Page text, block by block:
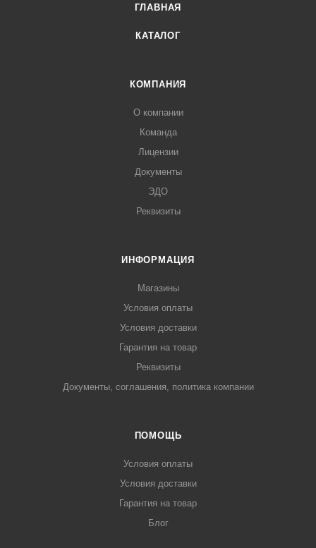
ГЛАВНАЯ
КАТАЛОГ
КОМПАНИЯ
О компании
Команда
Лицензии
Документы
ЭДО
Реквизиты
ИНФОРМАЦИЯ
Магазины
Условия оплаты
Условия доставки
Гарантия на товар
Реквизиты
Документы, соглашения, политика компании
ПОМОЩЬ
Условия оплаты
Условия доставки
Гарантия на товар
Блог